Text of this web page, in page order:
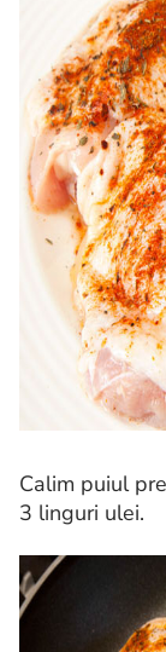
Calim puiul
3 linguri ulei.